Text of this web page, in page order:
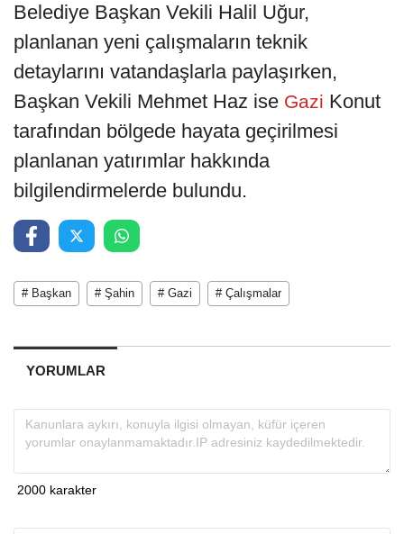
Belediye Başkan Vekili Halil Uğur,
planlanan yeni çalışmaların teknik
detaylarını vatandaşlarla paylaşırken,
Başkan Vekili Mehmet Haz ise Gazi Konut
tarafından bölgede hayata geçirilmesi
planlanan yatırımlar hakkında
bilgilendirmelerde bulundu.
# Başkan # Şahin # Gazi # Çalışmalar
YORUMLAR